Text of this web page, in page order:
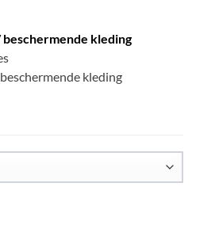
kleding
kleding